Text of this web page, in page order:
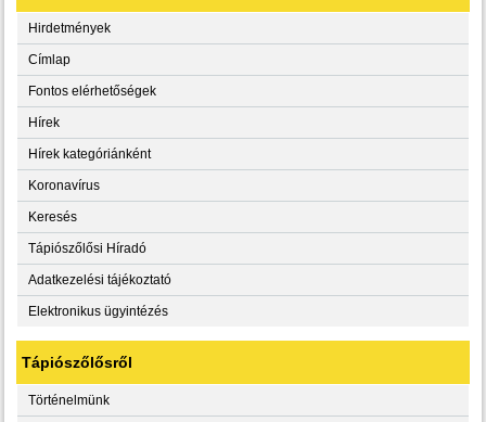
Hirdetmények
Címlap
Fontos elérhetőségek
Hírek
Hírek kategóriánként
Koronavírus
Keresés
Tápiószőlősi Híradó
Adatkezelési tájékoztató
Elektronikus ügyintézés
Tápiószőlősről
Történelmünk